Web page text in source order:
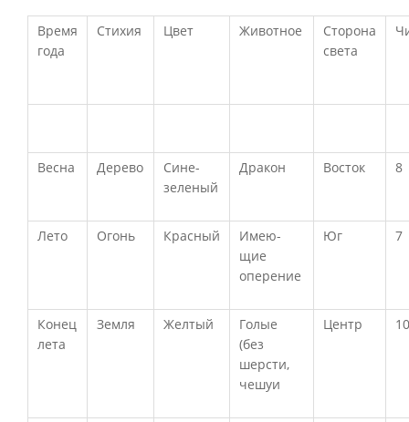
Время
года
Стихия Цвет Животное
Сторона
света
Весна Дерево
Сине-
зеленый
Дракон Восток 8
Лето Огонь Красный
Имею-
щие
оперение
Юг 7
Конец
лета
Земля Желтый
Голые
(без
шерсти,
чешуи
Центр 10